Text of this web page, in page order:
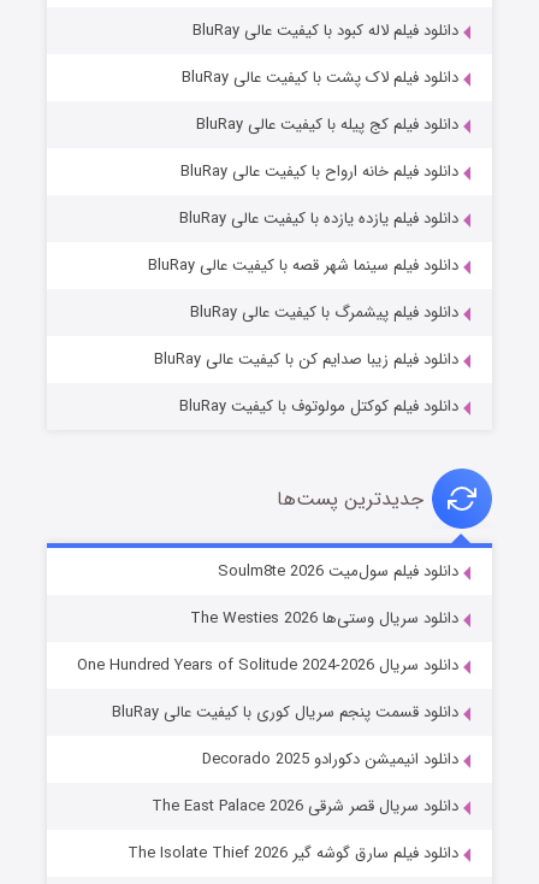
خاندان اژدها فصل ۳
جادوگری در مغولستان
دانلود فیلم لاله کبود با کیفیت عالی BluRay
دانلود فیلم لاک پشت با کیفیت عالی BluRay
دانلود فیلم کج‌ پیله با کیفیت عالی BluRay
دانلود فیلم خانه ارواح با کیفیت عالی BluRay
دانلود فیلم یازده یازده با کیفیت عالی BluRay
دانلود فیلم سینما شهر قصه با کیفیت عالی BluRay
دانلود فیلم پیشمرگ با کیفیت عالی BluRay
دانلود فیلم زیبا صدایم کن با کیفیت عالی BluRay
دانلود فیلم کوکتل مولوتوف با کیفیت BluRay
جدیدترین پست‌ها
دانلود فیلم سول‌میت Soulm8te 2026
دانلود سریال وستی‌ها The Westies 2026
دانلود سریال One Hundred Years of Solitude 2024-2026
دانلود قسمت پنجم سریال کوری با کیفیت عالی BluRay
دانلود انیمیشن دکورادو Decorado 2025
دانلود سریال قصر شرقی The East Palace 2026
دانلود فیلم سارق گوشه گیر The Isolate Thief 2026